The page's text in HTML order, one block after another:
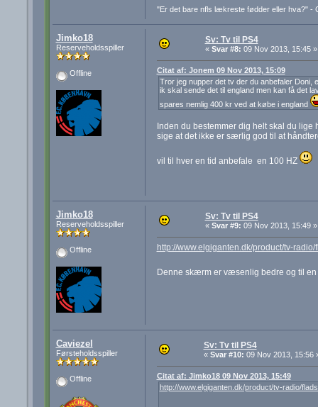
"Er det bare nfls lækreste fødder eller hva?" -
Jimko18
Reserveholdsspiller
Offline
Sv: Tv til PS4
« Svar #8: 09 Nov 2013, 15:45 »
Citat af: Jonem 09 Nov 2013, 15:09
Tror jeg nupper det tv der du anbefaler Doni,
ik skal sende det til england men kan få det
spares nemlig 400 kr ved at købe i england
Inden du bestemmer dig helt skal du lige
sige at det ikke er særlig god til at
vil til hver en tid anbefale en 100 HZ
Jimko18
Reserveholdsspiller
Offline
Sv: Tv til PS4
« Svar #9: 09 Nov 2013, 15:49 »
http://www.elgiganten.dk/product/tv-
Denne skærm er væsenlig bedre og til
Caviezel
Førsteholdsspiller
Offline
Sv: Tv til PS4
« Svar #10: 09 Nov 2013, 15:56
Citat af: Jimko18 09 Nov 2013, 15:49
http://www.elgiganten.dk/product/tv-radio/